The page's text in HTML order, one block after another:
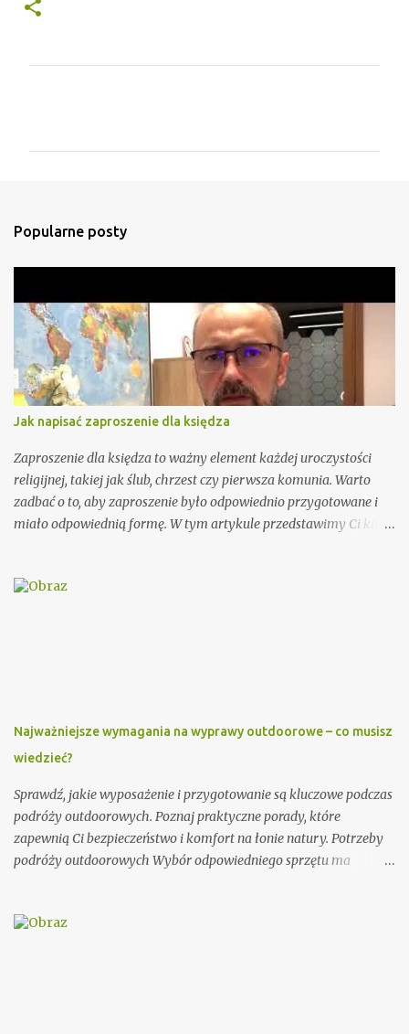
r
z
e
Popularne posty
Jak napisać zaproszenie dla księdza
Zaproszenie dla księdza to ważny element każdej uroczystości
religijnej, takiej jak ślub, chrzest czy pierwsza komunia. Warto
zadbać o to, aby zaproszenie było odpowiednio przygotowane i
miało odpowiednią formę. W tym artykule przedstawimy Ci kilka
zaproszenia dla księdza warto pamiętać o kilku ważnych
zapraszany. Dobrze jest podać także godzinę rozpoczęcia i
zakończenia ceremonii, aby ksiądz wiedział, jak długo trwać
będzie jego obecność. Dodatkowo, warto zawrzeć informację na
temat planowanego poczęstunku po uroczystości. Przykładowe
zaproszenie: Szanowny Księże, Zwracamy się ...
Najważniejsze wymagania na wyprawy outdoorowe – co musisz
wiedzieć?
Sprawdź, jakie wyposażenie i przygotowanie są kluczowe podczas
podróży outdoorowych. Poznaj praktyczne porady, które
zapewnią Ci bezpieczeństwo i komfort na łonie natury. Potrzeby
podróży outdoorowych Wybór odpowiedniego sprzętu ma
Niezawodny namiot, ciepły śpiwór i solidne buty trekkingowe to